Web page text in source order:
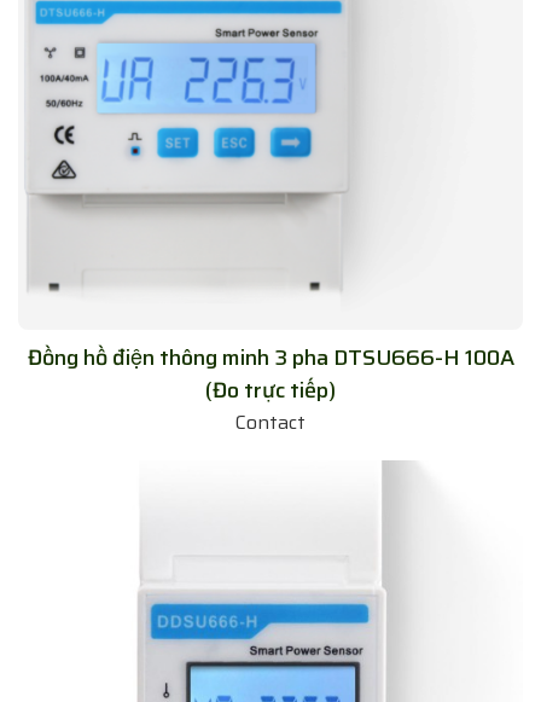
Đồng hồ điện thông minh 3 pha DTSU666-H 100A
(Đo trực tiếp)
Contact